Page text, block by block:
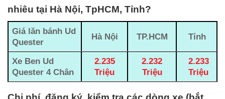
nhiêu tại Hà Nội, TpHCM, Tỉnh?
Giá lăn bánh Ud
Quester
Hà Nội TP.HCM Tỉnh
Xe Ben Ud
Quester 4 Chân
2.235
Triệu
2.232
Triệu
2.233
Triệu